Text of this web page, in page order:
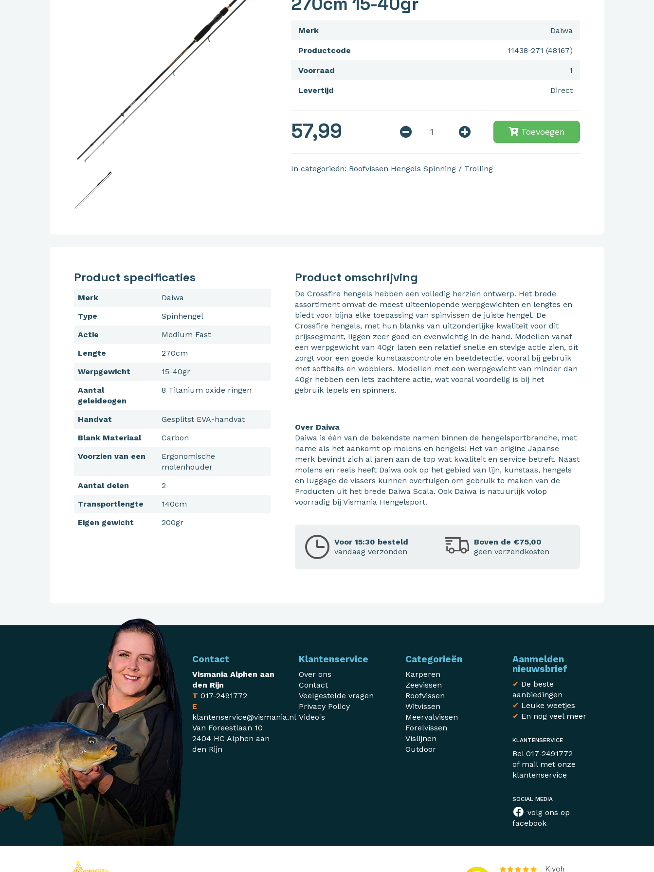
Daiwa
Merk
11438-271 (48167)
Productcode
1
Voorraad
Direct
Levertijd
57,99 Toevoegen
In categorieën: Roofvissen Hengels Spinning / Trolling
Product specificaties
Merk
Daiwa
Type
Spinhengel
Actie
Medium Fast
Lengte
270cm
Werpgewicht
15-40gr
Aantal
geleideogen
8 Titanium oxide ringen
Handvat
Gesplitst EVA-handvat
Blank Materiaal
Carbon
Voorzien van een
Ergonomische
molenhouder
Aantal delen
2
Transportlengte
140cm
Eigen gewicht
200gr
Product omschrijving
De Crossfire hengels hebben een volledig herzien ontwerp. Het brede
assortiment omvat de meest uiteenlopende werpgewichten en lengtes en
biedt voor bijna elke toepassing van spinvissen de juiste hengel. De
Crossfire hengels, met hun blanks van uitzonderlijke kwaliteit voor dit
prijssegment, liggen zeer goed en evenwichtig in de hand. Modellen vanaf
een werpgewicht van 40gr laten een relatief snelle en stevige actie zien, dit
zorgt voor een goede kunstaascontrole en beetdetectie, vooral bij gebruik
met softbaits en wobblers. Modellen met een werpgewicht van minder dan
40gr hebben een iets zachtere actie, wat vooral voordelig is bij het
gebruik lepels en spinners.
Over Daiwa
Daiwa is één van de bekendste namen binnen de hengelsportbranche, met
name als het aankomt op molens en hengels! Het van origine Japanse
merk bevindt zich al jaren aan de top wat kwaliteit en service betreft. Naast
molens en reels heeft Daiwa ook op het gebied van lijn, kunstaas, hengels
en luggage de vissers kunnen overtuigen om gebruik te maken van de
Producten uit het brede Daiwa Scala. Ook Daiwa is natuurlijk volop
voorradig bij Vismania Hengelsport.
Voor 15:30 besteld
vandaag verzonden
Boven de €75,00
geen verzendkosten
Contact
Vismania Alphen aan
den Rijn
T 017-2491772
E
klantenservice@vismania.nl
Van Foreestlaan 10
2404 HC Alphen aan
den Rijn
Klantenservice
Over ons
Contact
Veelgestelde vragen
Privacy Policy
Video's
Categorieën
Karperen
Zeevissen
Roofvissen
Witvissen
Meervalvissen
Forelvissen
Vislijnen
Outdoor
Aanmelden
nieuwsbrief
✔ De beste
aanbiedingen
✔ Leuke weetjes
✔ En nog veel meer
KLANTENSERVICE
Bel 017-2491772
of mail met onze
klantenservice
SOCIAL MEDIA
volg ons op
facebook